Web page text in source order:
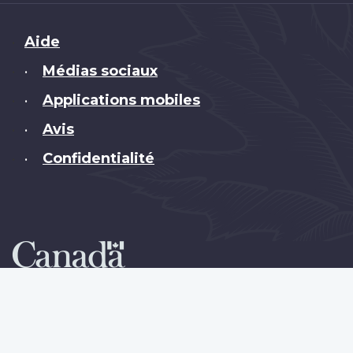
Brand
Aide
• Médias sociaux
• Applications mobiles
• Avis
• Confidentialité